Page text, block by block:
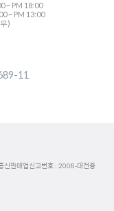
~ PM 18:00
~ PM 13:00
)
11
판매업신고번호 : 2008-대전중